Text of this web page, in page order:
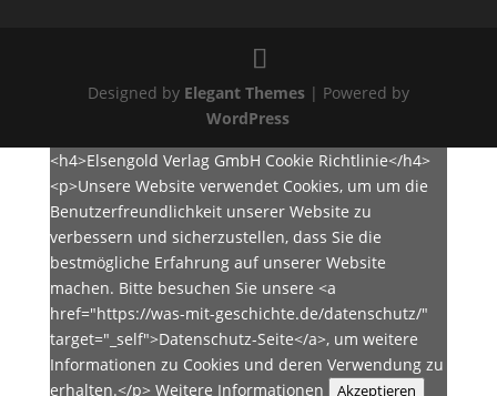
Designed by Elegant Themes| Powered by
WordPress
<h4>Elsengold Verlag GmbH Cookie Richtlinie</h4>
<p>Unsere Website verwendet Cookies, um um die
Benutzerfreundlichkeit unserer Website zu
verbessern und sicherzustellen, dass Sie die
bestmögliche Erfahrung auf unserer Website
machen. Bitte besuchen Sie unsere <a
href="https://was-mit-geschichte.de/datenschutz/"
target="_self">Datenschutz-Seite</a>, um weitere
Informationen zu Cookies und deren Verwendung zu
erhalten.</p> Weitere Informationen Akzeptieren